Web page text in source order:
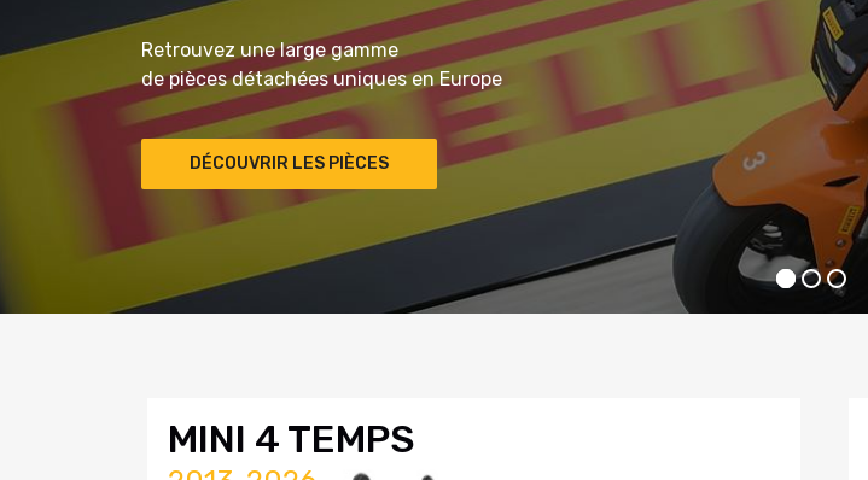
Retrouvez une large gamme
de pièces détachées uniques en Europe
DÉCOUVRIR LES PIÈCES
MINI 4 TEMPS